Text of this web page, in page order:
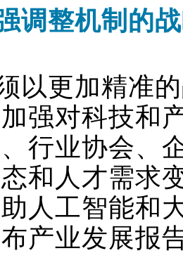
调整机制的
以更加精准
强对科技和
行业协会、
和人才需求
人工智能和
产业发展报